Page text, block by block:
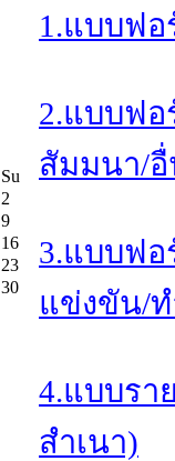
Su
2
9
16
23
30
1.แบบฟ
2.แบบฟ
สัมมนา/
3.แบบฟอ
แข่งขัน/
4.แบบรา
สำเนา)